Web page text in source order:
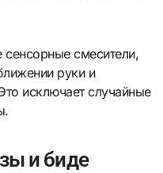
сенсорные смесители,
руки и
исключает случайные
и биде